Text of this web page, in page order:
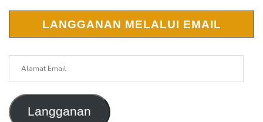
LANGGANAN MELALUI EMAIL
Langganan